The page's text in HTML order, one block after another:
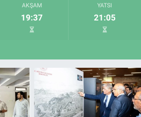
AKŞAM
19:37
YATSI
21:05